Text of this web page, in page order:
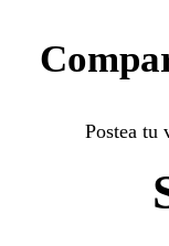
Postea tu